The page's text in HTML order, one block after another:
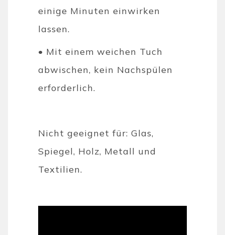
einige Minuten einwirken
lassen.
• Mit einem weichen Tuch
abwischen, kein Nachspülen
erforderlich.
Nicht geeignet für: Glas,
Spiegel, Holz, Metall und
Textilien.